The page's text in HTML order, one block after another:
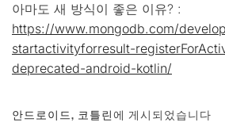
아마도 새 방식이 좋은 이유? :
https://www.mongodb.com/
startactivityforresult-
deprecated-android-kotlin/
안드로이드, 코틀린에 게시되었습니다